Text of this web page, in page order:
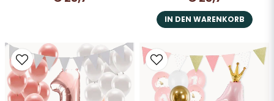
IN DEN WARENKORB